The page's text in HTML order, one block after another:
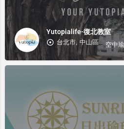
Yutopialife-復北教室
台北市, 中山區 空中